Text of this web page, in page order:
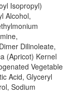
Isopropyl)
Alcohol,
Dilinoleate,
(Apricot) Kernel
Vegetable
Acid, Glyceryl
Sodium